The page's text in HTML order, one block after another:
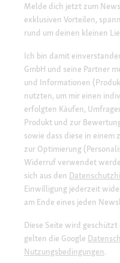
Melde dich jetzt zum
exklusiven Vorteilen,
rund um deinen kleinen
Ich bin damit
GmbH und seine Partner
und Informationen
nutzten, um mir einen
erfolgten Käufen,
Produkt und zur
sowie dass diese in
zur Optimierung
Widerruf verwendet
sich aus den
Einwilligung jederzeit
am Ende eines jeden
Diese Seite wird geschützt
gelten die Google
Nutzungsbedingungen.